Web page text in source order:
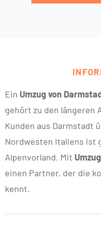
Ein Umzug von
gehört zu den längeren
Kunden aus Darmstadt
Nordwesten Italiens ist
Alpenvorland. Mit
einen Partner, der die
kennt.